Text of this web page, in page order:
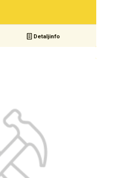
Detaljinfo